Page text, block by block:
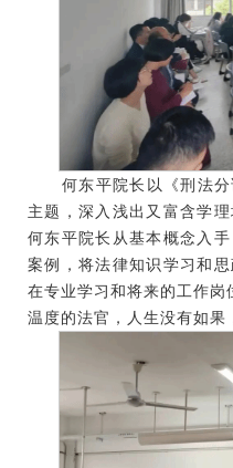
何东平院长以《刑法分
主题，深入浅出又富含学
何东平院长从基本概念入
案例，将法律知识学习和
在专业学习和将来的工作岗
温度的法官，人生没有如果